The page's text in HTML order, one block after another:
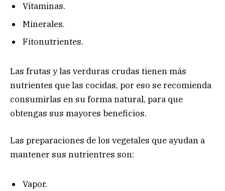
Vitaminas.
Minerales.
Fitonutrientes.
Las frutas y las verduras crudas tienen más
nutrientes que las cocidas, por eso se recomienda
consumirlas en su forma natural, para que
obtengas sus mayores beneficios.
Las preparaciones de los vegetales que ayudan a
mantener sus nutrientres son:
Vapor.